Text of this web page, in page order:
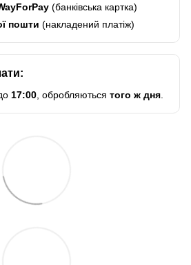
(банківська картка)
пошти (накладений платіж)
17:00 , обробляються того ж дня